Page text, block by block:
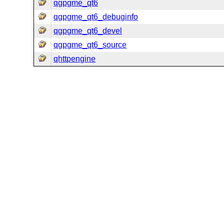
qgpgme_qt6
qgpgme_qt6_debuginfo
qgpgme_qt6_devel
qgpgme_qt6_source
qhttpengine